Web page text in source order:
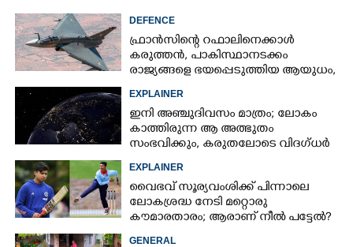
DEFENCE
ഫ്രാൻസിന്റെ റഫാലിനെക്കാൾ
കരുത്തൻ,​ പാകിസ്ഥാനടക്കം
രാജ്യങ്ങളെ ഭയപ്പെടുത്തിയ ആയുധം,​
EXPLAINER
ഇനി അഞ്ചുദിവസം മാത്രം; ലോകം
കാത്തിരുന്ന ആ അത്ഭുതം
സംഭവിക്കും, കരുതലോടെ വിദഗ്ധർ
EXPLAINER
വൈഭവ് സൂര്യവംശിക്ക് പിന്നാലെ
ലോകശ്രദ്ധ നേടി മറ്റൊരു
കൗമാരതാരം; ആരാണ് നീൽ പട്ടേൽ?
GENERAL